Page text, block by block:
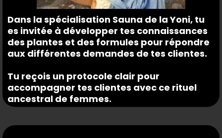
Dans la spécialisation Sauna de la Yoni, tu
es invitée à développer tes connaissances
des plantes et des formules pour répondre
aux différentes demandes de tes clientes.
Tu reçois un protocole clair pour
accompagner tes clientes avec ce rituel
ancestral de femmes.